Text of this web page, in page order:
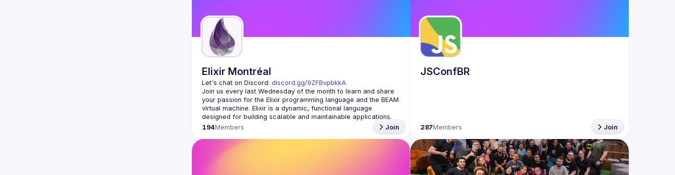
Elixir Montréal
Let's chat on Discord: discord.gg/9ZFBvpbkkA
Join us every last Wednesday of the month to learn and share
your passion for the Elixir programming language and the BEAM
virtual machine. Elixir is a dynamic, functional language
194Members Join
JSConfBR
287Members Join